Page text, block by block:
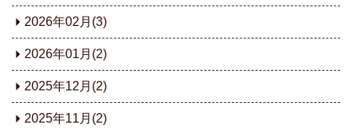
2026年02月(3)
2026年01月(2)
2025年12月(2)
2025年11月(2)